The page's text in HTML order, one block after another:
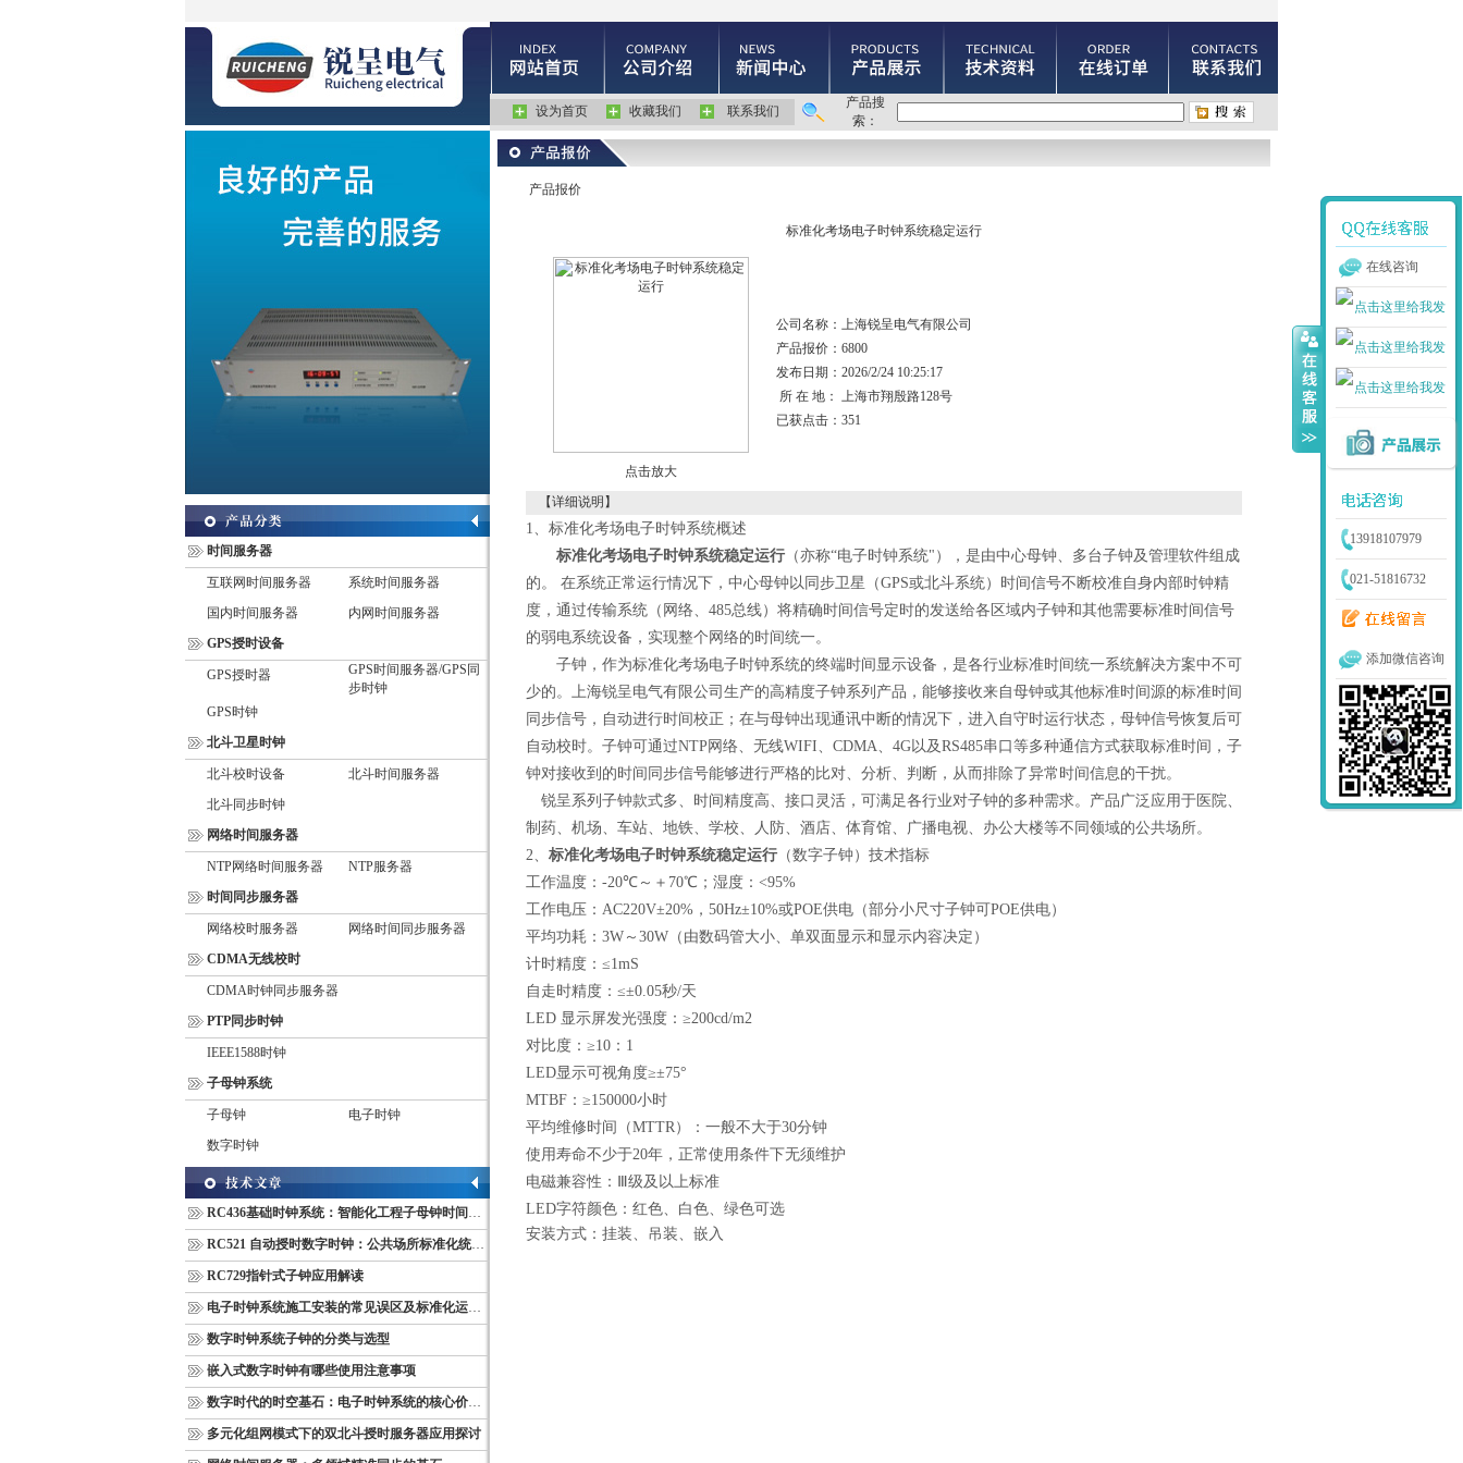
设为首页 收藏我们 联系我们
产品搜
索：
时间服务器
互联网时间服务器
系统时间服务器
国内时间服务器
内网时间服务器
GPS授时设备
GPS授时器
GPS时间服务器/GPS同
步时钟
GPS时钟
北斗卫星时钟
北斗校时设备
北斗时间服务器
北斗同步时钟
网络时间服务器
NTP网络时间服务器
NTP服务器
时间同步服务器
网络校时服务器
网络时间同步服务器
CDMA无线校时
CDMA时钟同步服务器
PTP同步时钟
IEEE1588时钟
子母钟系统
子母钟
电子时钟
数字时钟
RC436基础时钟系统：智能化工程子母钟时间同步配套设备
RC521 自动授时数字时钟：公共场所标准化统一计时终端
RC729指针式子钟应用解读
电子时钟系统施工安装的常见误区及标准化运维管理规范
数字时钟系统子钟的分类与选型
嵌入式数字时钟有哪些使用注意事项
数字时代的时空基石：电子时钟系统的核心价值与多维意义
多元化组网模式下的双北斗授时服务器应用探讨
产品报价
标准化考场电子时钟系统稳定运行
点击放大
公司名称： 上海锐呈电气有限公司
产品报价： 6800
发布日期： 2026/2/24 10:25:17
所 在 地： 上海市翔殷路128号
已获点击： 351
【详细说明】
1、标准化考场电子时钟系统概述
标准化考场电子时钟系统稳定运行 （亦称“电子时钟系统"），是由中心母钟、多台子钟及管理软件组成
的。
在系统正常运行情况下，中心母钟以同步卫星（GPS或北斗系统）时间信号不断校准自身内部时钟精
度，通过传输系统（网络、 485总线）将精确时间信号定时的发送给各区域内子钟和其他需要标准时间信号
的弱电系统设备，实现整个网络的时间统一。
子钟，作为标准化考场电子时钟系统的终端时间显示设备，是各行业标准时间统一系统解决方案中不可
少的。上海锐呈电气有限公司生产的高精度子钟系列产品，能够接收来自母钟或其他标准时间源的标准时间
同步信号，自动进行时间校正；在与母钟出现通讯中断的情况下，进入自守时运行状态，母钟信号恢复后可
自动校时。子钟可通过NTP网络、无线WIFI、 CDMA、 4G以及RS485串口等多种通信方式获取标准时间，子
钟对接收到的时间同步信号能够进行严格的比对、分析、判断，从而排除了异常时间信息的干扰。
锐呈系列子钟款式多、时间精度高、接口灵活，可满足各行业对子钟的多种需求。产品广泛应用于医院、
制药、机场、车站、地铁、学校、人防、酒店、体育馆、广播电视、办公大楼等不同领域的公共场所。
2、 标准化考场电子时钟系统稳定运行 （数字子钟） 技术指标
工作温度： -20℃～＋ 70℃；湿度： <95%
工作电压： AC220V±20% ， 50Hz±10%或POE供电（部分小尺寸子钟可POE供电）
平均功耗： 3W ～ 30W （由数码管大小、单双面显示和显示内容决定）
计时精度： ≤1mS
自走时精度：≤±0.05秒/天
LED 显示屏发光强度： ≥200cd/m2
对比度： ≥10 ： 1
LED显示可视角度≥±75°
MTBF ： ≥150000小时
平均维修时间（MTTR）：一般不大于30分钟
使用寿命不少于20年，正常使用条件下无须维护
电磁兼容性：Ⅲ级及以上标准
LED字符颜色：红色、白色、绿色可选
安装方式：挂装、吊装、嵌入
在线咨询
13918107979
021-51816732
添加微信咨询